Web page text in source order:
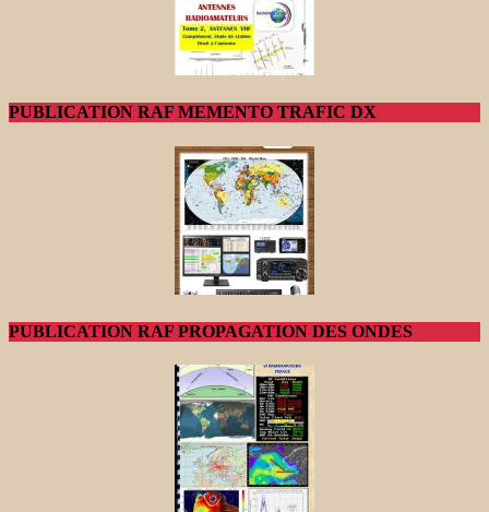
PUBLICATION RAF MEMENTO TRAFIC DX
PUBLICATION RAF PROPAGATION DES ONDES